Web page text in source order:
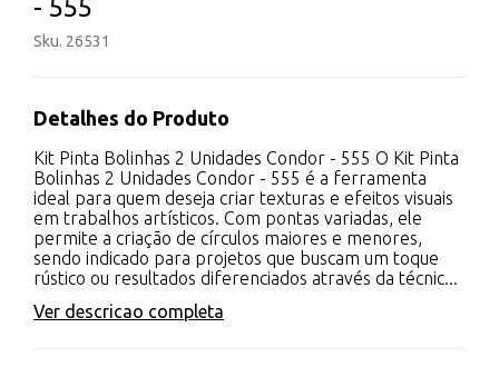
- 555
Sku. 26531
Detalhes do Produto
Kit Pinta Bolinhas 2 Unidades Condor - 555 O Kit Pinta
Bolinhas 2 Unidades Condor - 555 é a ferramenta
ideal para quem deseja criar texturas e efeitos visuais
em trabalhos artísticos. Com pontas variadas, ele
permite a criação de círculos maiores e menores,
sendo indicado para projetos que buscam um toque
rústico ou resultados diferenciados através da técnic...
Ver descricao completa